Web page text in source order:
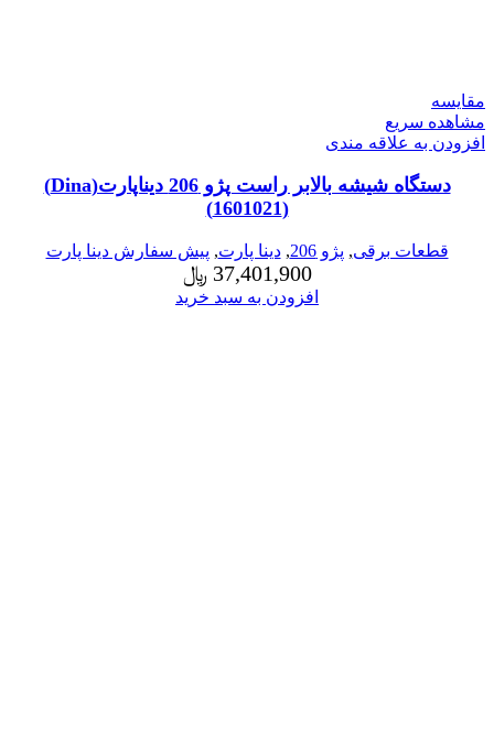
مقایسه
مشاهده سریع
افزودن به علاقه مندی
دستگاه شیشه بالابر راست پژو 206 دیناپارت(Dina)
(1601021)
قطعات برقی, پژو 206 ,دینا پارت, پیش سفارش دینا پارت
37,401,900 ﷼
افزودن به سبد خرید